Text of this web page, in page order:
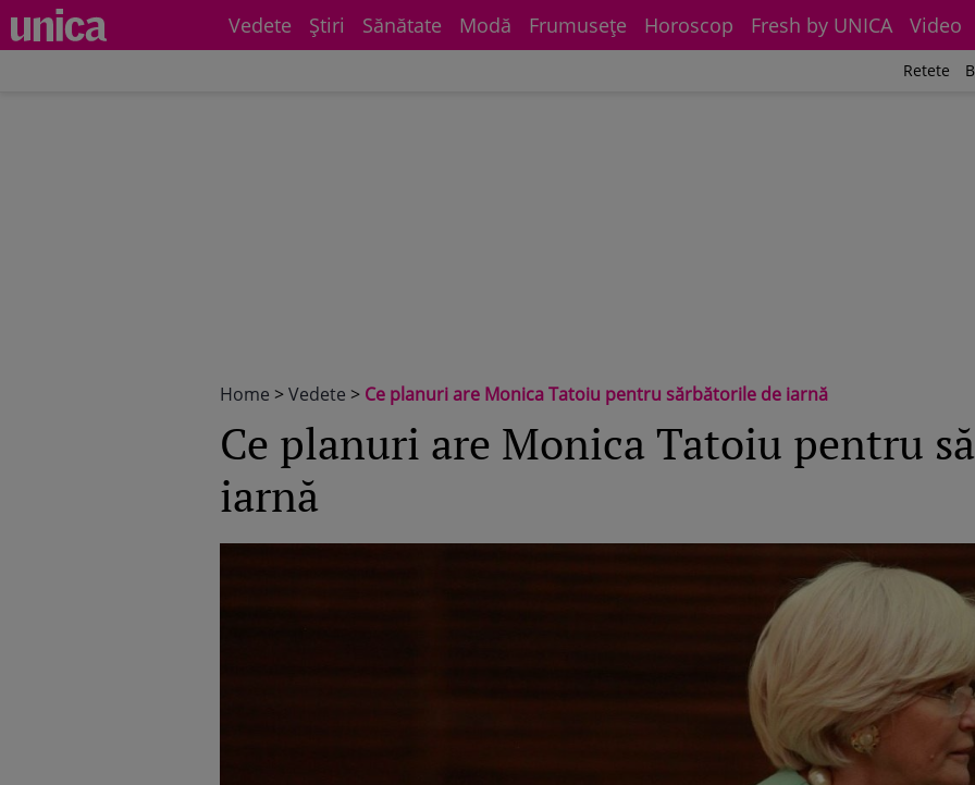
Vedete Știri Sănătate Modă Frumuseţe Horoscop Fresh by UNICA Video
Retete
Home >Vedete > Ce planuri are Monica Tatoiu pentru sărbătorile de iarnă
Ce planuri are Monica Tatoiu pentru
iarnă